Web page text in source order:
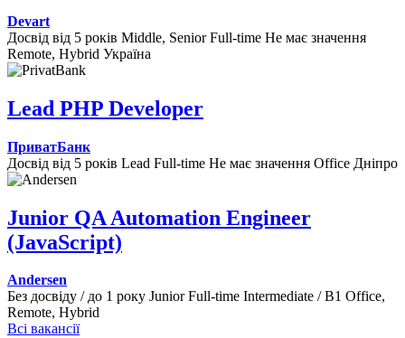
Devart
Досвід від 5 років Middle, Senior Full-time Не має значення
Remote, Hybrid Україна
Lead PHP Developer
ПриватБанк
Досвід від 5 років Lead Full-time Не має значення Office Дніпро
Junior QA Automation Engineer
(JavaScript)
Andersen
Без досвіду / до 1 року Junior Full-time Intermediate / B1 Office,
Remote, Hybrid
Всі вакансії